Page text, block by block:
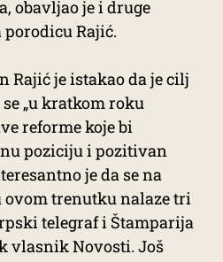
obavljao je i druge
Rajić.
Rajić je istakao da je cilj
„u kratkom roku
reforme koje bi
poziciju i pozitivan
je da se na
ovom trenutku nalaze tri
telegraf i Štamparija
vlasnik Novosti. Još